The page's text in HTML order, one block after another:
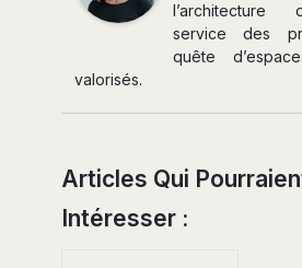
l’architecture
service des
quête
valorisés.
Articles Qui
Intéresser :